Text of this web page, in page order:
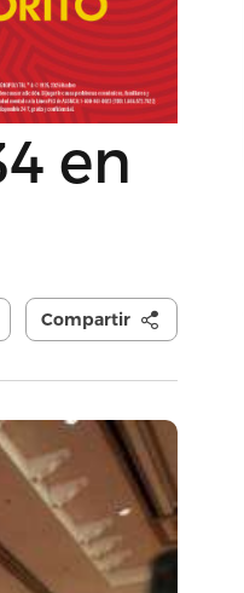
en
Compartir